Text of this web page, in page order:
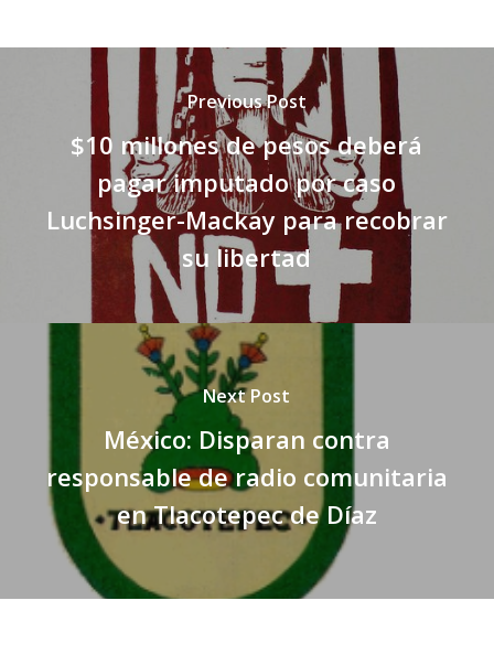
Previous Post
$10 millones de pesos deberá
pagar imputado por caso
Luchsinger-Mackay para recobrar
su libertad
Next Post
México: Disparan contra
responsable de radio comunitaria
en Tlacotepec de Díaz